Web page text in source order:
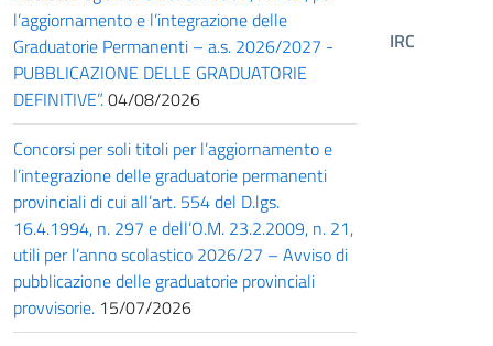
IRC
l’aggiornamento e l’integrazione delle
Graduatorie Permanenti – a.s. 2026/2027 -
PUBBLICAZIONE DELLE GRADUATORIE
DEFINITIVE”.04/08/2026
Concorsi per soli titoli per l’aggiornamento e
l’integrazione delle graduatorie permanenti
provinciali di cui all’art. 554 del D.lgs.
16.4.1994, n. 297 e dell’O.M. 23.2.2009, n. 21,
utili per l’anno scolastico 2026/27 – Avviso di
pubblicazione delle graduatorie provinciali
provvisorie. 15/07/2026